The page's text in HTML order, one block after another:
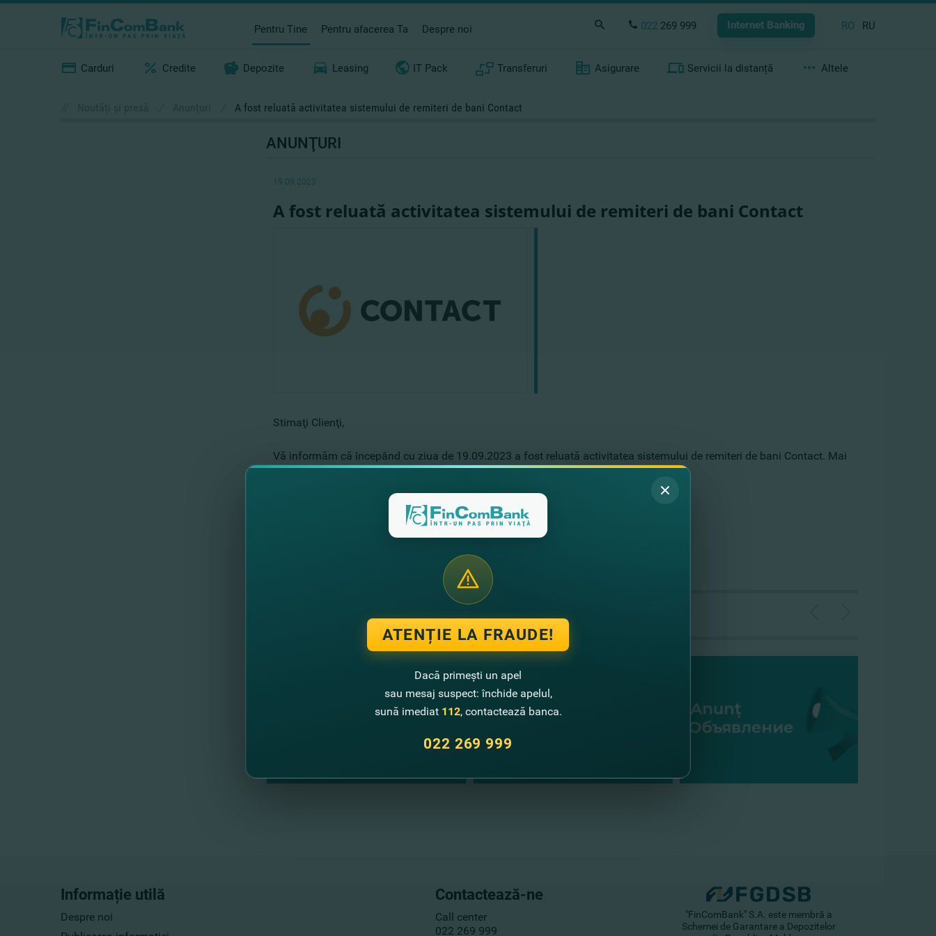
Pentru Tine Pentru afacerea Ta Despre noi 022 269 999 Internet Banking RO RU
Carduri Credite Depozite Leasing IT Pack Transferuri Asigurare Servicii la distanță Altele
A fost reluată activitatea sistemului de remiteri de bani Contact
ANUNŢURI
19.09.2023
A fost reluată activitatea sistemului de remiteri de bani Contact
Stimaţi Clienţi,
Vă informăm că începând cu ziua de 19.09.2023 a fost reluată activitatea sistemului de remiteri de bani Contact. Mai
multe detaliiAICI.
Alte noutăţi
Informație utilă
Despre noi
Contactează-ne
Call center
022 269 999
"FinComBank" S.A. este membră a
Schemei de Garantare a Depozitelor
ATENȚIE LA FRAUDE!
Dacă primești un apel
sau mesaj suspect: închide apelul,
sună imediat 112, contactează banca.
022 269 999